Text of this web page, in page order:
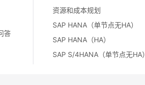
资源和成本规划
SAP HANA（单节点无HA）
SAP HANA（HA）
SAP S/4HANA（单节点无HA）
答